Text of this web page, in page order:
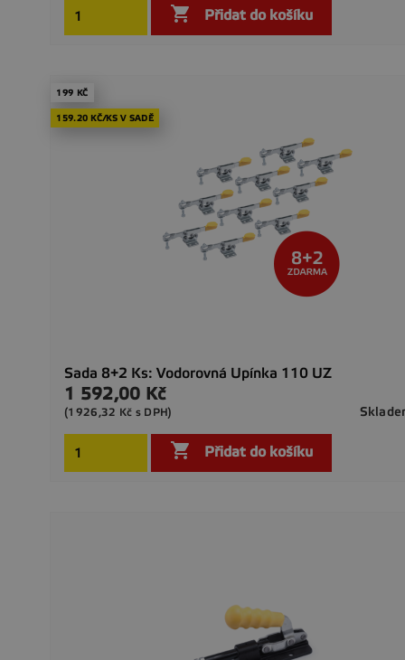
 Přidat do košíku
199 KČ
159.20 KČ/KS V SADĚ
Sada 8+2 Ks: Vodorovná Upínka 110 UZ
Cena
1 592,00 Kč
(1926,32 Kč s DPH)
 Přidat do košíku